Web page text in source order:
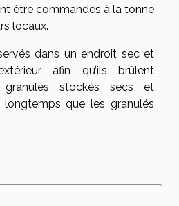
être commandés à la tonne
locaux.
dans un endroit sec et
afin qu’ils brûlent
granulés stockés secs et
que les granulés